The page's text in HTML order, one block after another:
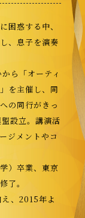
困惑する中、
、息子を演奏
ら「オーティ
を主催し、同
の同行がきっ
設立。講演活
ジメントやコ
）卒業、東京
了。
、 2015年よ